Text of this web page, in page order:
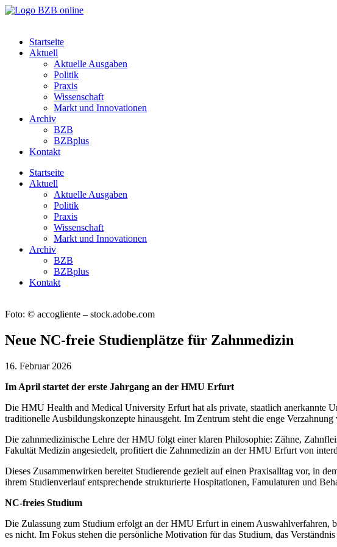
Startseite
Aktuell
Aktuelle Ausgaben
Politik
Praxis
Wissenschaft
Markt und Innovationen
Archiv
BZB
BZBplus
Kontakt
Startseite
Aktuell
Aktuelle Ausgaben
Politik
Praxis
Wissenschaft
Markt und Innovationen
Archiv
BZB
BZBplus
Kontakt
Foto: © accogliente – stock.adobe.com
Neue NC-freie Studienplätze für Zahnmedizin
16. Februar 2026
Im April startet der erste Jahrgang an der HMU Erfurt
Die HMU Health and Medical University Erfurt hat als private, staatlich anerkannte
traditionelle Ausbildungskonzepte hinausgeht. Im Zentrum steht die enge
Die zahnmedizinische Lehre der HMU folgt einer klaren Philosophie: Zähne,
Fakultät Medizin angesiedelt, profitiert die Zahnmedizin an der HMU Erfurt von
Dieses Zusammenwirken bereitet Studierende gezielt auf einen Praxisalltag vor, in
ihrem Studienverlauf entsprechende strukturierte Hospitationen, Famulaturen und
NC-freies Studium
Die Zulassung zum Studium erfolgt an der HMU Erfurt in einem Auswahlverfahren,
es nicht. Im Fokus stehen die persönliche Motivation für das Studium, das